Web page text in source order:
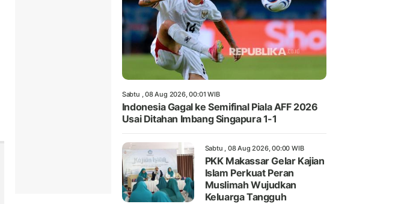
Sabtu , 08 Aug 2026, 00:01 WIB
Indonesia Gagal ke Semifinal Piala AFF 2026
Usai Ditahan Imbang Singapura 1-1
Sabtu , 08 Aug 2026, 00:00 WIB
PKK Makassar Gelar Kajian
Islam Perkuat Peran
Muslimah Wujudkan
Keluarga Tangguh